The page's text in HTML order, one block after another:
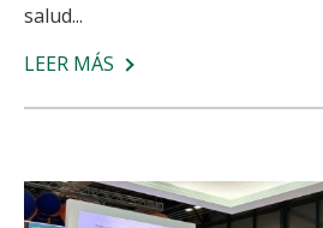
salud...
LEER MÁS SOBRE
KERNBIOTIC®
10